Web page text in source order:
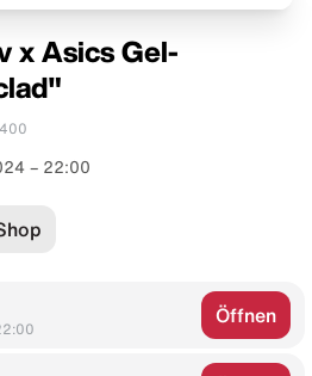
x Asics Gel-
– 22:00
Öffnen